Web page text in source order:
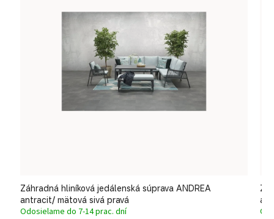
Záhradná hliníková jedálenská súprava ANDREA
antracit/ mätová sivá pravá
Odosielame do 7-14 prac. dní